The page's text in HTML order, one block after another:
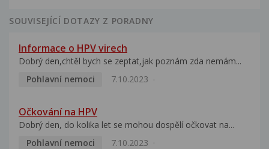
SOUVISEJÍCÍ DOTAZY Z PORADNY
Informace o HPV virech
Dobrý den,chtěl bych se zeptat,jak poznám zda nemám...
Pohlavní nemoci
7.10.2023
Očkování na HPV
Dobrý den, do kolika let se mohou dospělí očkovat na...
Pohlavní nemoci
7.10.2023